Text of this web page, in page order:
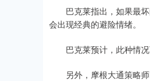
巴克莱指出，如果最坏
会出现经典的避险情绪。
巴克莱预计，此种情况
另外，摩根大通策略师